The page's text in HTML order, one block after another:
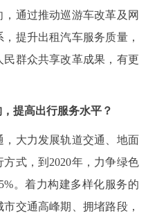
通过推动巡游车改革及网
提升出租汽车服务质量，
群众共享改革成果，有更
提高出行服务水平？
大力发展轨道交通、地面
式，到2020年，力争绿色
。着力构建多样化服务的
交通高峰期、拥堵路段，